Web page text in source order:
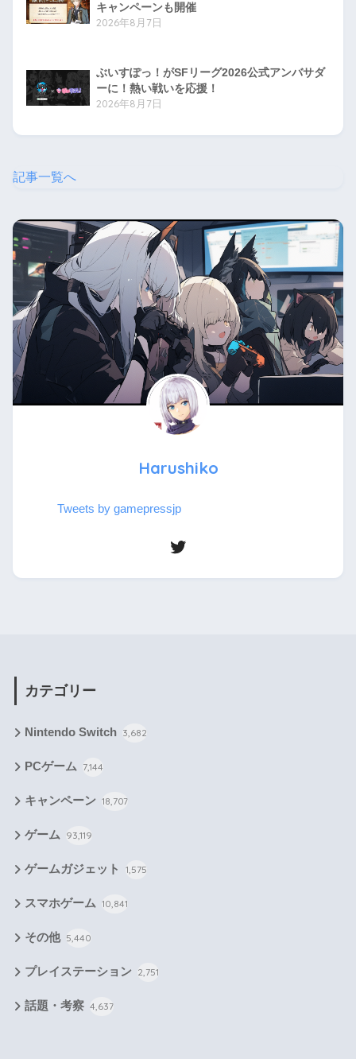
キャンペーンも開催
2026年8月7日
ぶいすぽっ！がSFリーグ2026公式アンバサダ
ーに！熱い戦いを応援！
2026年8月7日
記事一覧へ
Harushiko
Tweets by gamepressjp
カテゴリー
Nintendo Switch 3,682
PCゲーム 7,144
キャンペーン 18,707
ゲーム 93,119
ゲームガジェット 1,575
スマホゲーム 10,841
その他 5,440
プレイステーション 2,751
話題・考察 4,637